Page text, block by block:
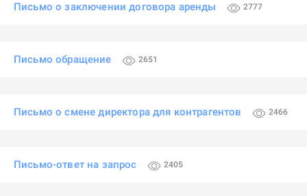
Письмо о заключении договора аренды 2777
Письмо обращение 2651
Письмо о смене директора для контрагентов 2466
Письмо-ответ на запрос 2405